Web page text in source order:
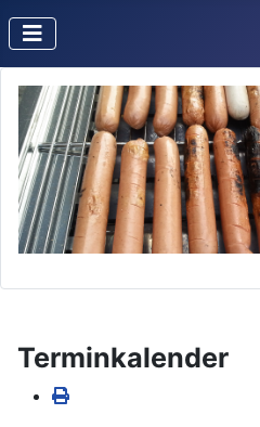
Terminkalender